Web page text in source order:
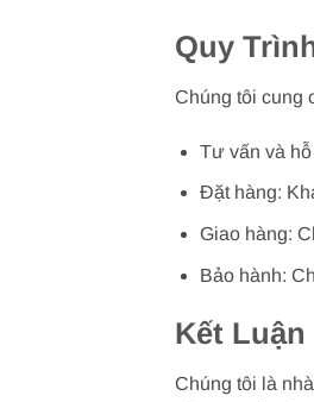
Quy
Chúng tôi cung
Tư vấn và
Đặt hàng:
Giao hàng:
Bảo hành:
Kết Luận
Chúng tôi là